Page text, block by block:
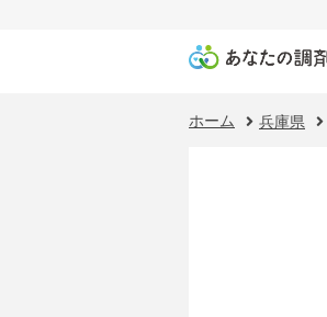
ホーム 兵庫県